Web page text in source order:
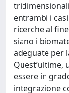
entrambi i
ricerche al
siano i
adeguate per
Quest’ultime,
essere in
integrazione